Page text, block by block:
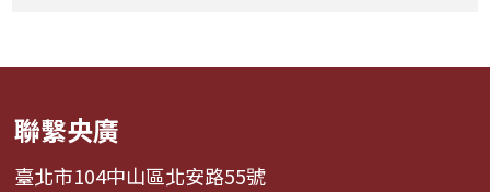
聯繫央廣
臺北市104中山區北安路55號